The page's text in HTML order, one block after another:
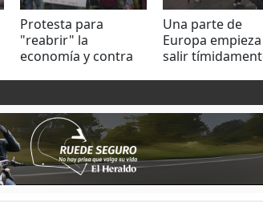
Protesta para
"reabrir" la
economía y contra
Una parte de
Europa empieza
salir